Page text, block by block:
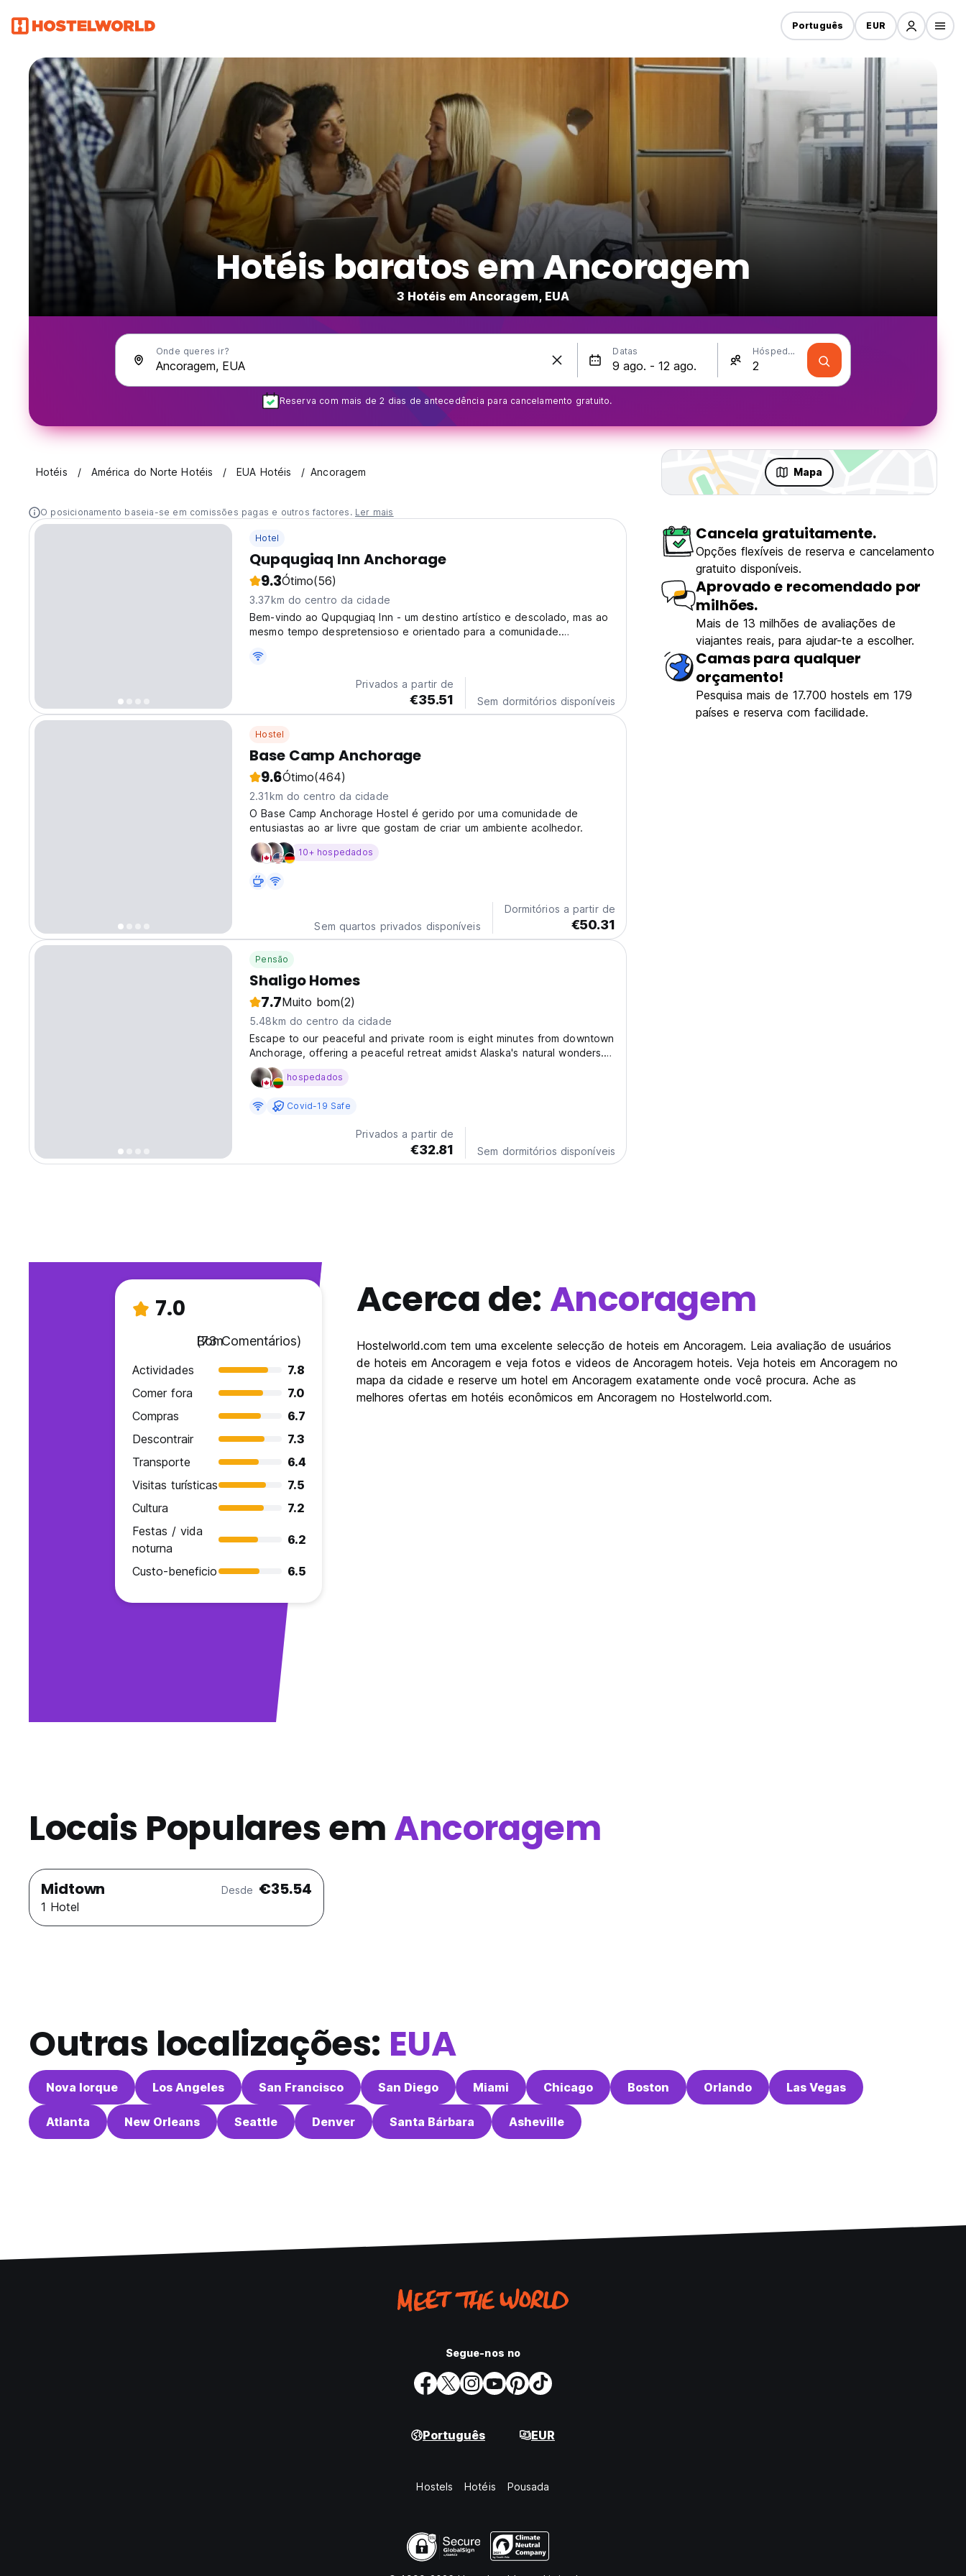
Português EUR
Hotéis baratos em Ancoragem
3 Hotéis em Ancoragem, EUA
Onde queres ir? Datas Hóspedes
Reserva com mais de 2 dias de antecedência para cancelamento gratuito.
Hotéis América do Norte Hotéis EUA Hotéis Ancoragem Mapa
O posicionamento baseia-se em comissões pagas e outros factores. Ler mais
Hotel
Qupqugiaq Inn Anchorage
9.3Ótimo(56)
3.37km do centro da cidade
Bem-vindo ao Qupqugiaq Inn - um destino artístico e descolado, mas ao
mesmo tempo despretensioso e orientado para a comunidade.
Privados a partir de
€35.51 Sem dormitórios disponíveis
Hostel
Base Camp Anchorage
9.6Ótimo(464)
2.31km do centro da cidade
O Base Camp Anchorage Hostel é gerido por uma comunidade de
entusiastas ao ar livre que gostam de criar um ambiente acolhedor.
10+ hospedados
Sem quartos privados disponíveis
Dormitórios a partir de
€50.31
Pensão
Shaligo Homes
7.7Muito bom(2)
5.48km do centro da cidade
Escape to our peaceful and private room is eight minutes from downtown
Anchorage, offering a peaceful retreat amidst Alaska's natural wonders.
Nestled near the Chugach Mountains, you'll have easy access to a
myriad of outdoor activities year-round. Discover...
hospedados
Covid-19 Safe
Privados a partir de
€32.81 Sem dormitórios disponíveis
Cancela gratuitamente.
Opções flexíveis de reserva e cancelamento
gratuito disponíveis.
Aprovado e recomendado por
milhões.
Mais de 13 milhões de avaliações de
viajantes reais, para ajudar-te a escolher.
Camas para qualquer
orçamento!
Pesquisa mais de 17.700 hostels em 179
países e reserva com facilidade.
7.0
Bom
(73 Comentários)
Actividades
7.8
Comer fora
7.0
Compras
6.7
Descontrair
7.3
Transporte
6.4
Visitas turísticas
7.5
Cultura
7.2
Festas / vida
noturna
6.2
Custo-beneficio 6.5
Acerca de: Ancoragem
Hostelworld.com tem uma excelente selecção de hoteis em Ancoragem. Leia avaliação de usuários
de hoteis em Ancoragem e veja fotos e videos de Ancoragem hoteis. Veja hoteis em Ancoragem no
mapa da cidade e reserve um hotel em Ancoragem exatamente onde você procura. Ache as
melhores ofertas em hotéis econômicos em Ancoragem no Hostelworld.com.
Locais Populares emAncoragem
Midtown Desde €35.54
1 Hotel
Outras localizações: EUA
Nova Iorque Los Angeles San Francisco San Diego Miami Chicago Boston Orlando Las Vegas
Atlanta New Orleans Seattle Denver Santa Bárbara Asheville
Segue-nos no
Português EUR
Hostels Hotéis Pousada